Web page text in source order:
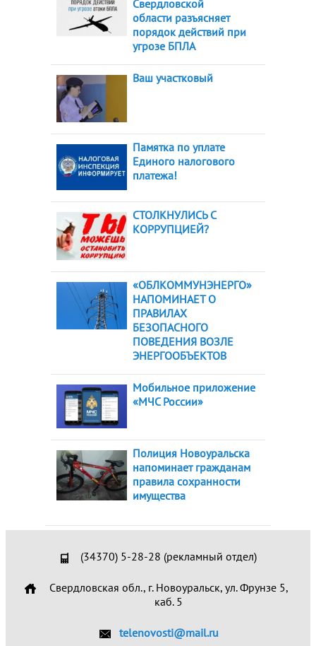
Свердловской
области разъясняет
порядок действий при
угрозе БПЛА
Ваш участковый
Памятка по уплате
Единого налогового
платежа!
СТОЛКНУЛИСЬ С
КОРРУПЦИЕЙ?
«ОБЛКОММУНЭНЕРГО»
НАПОМИНАЕТ О
ПРАВИЛАХ
БЕЗОПАСНОГО
ПОВЕДЕНИЯ ВОЗЛЕ
ЭНЕРГООБЪЕКТОВ
Мобильное приложение
«МЧС России»
Полиция Новоуральска
напоминает гражданам
правила сохранности
имущества
(34370) 5-28-28 (рекламный отдел)
Свердловская обл., г. Новоуральск, ул. Фрунзе 5,
каб. 5
telenovosti@mail.ru